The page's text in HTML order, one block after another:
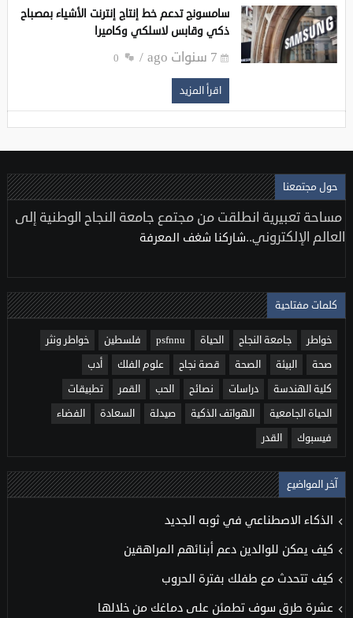
سامسونج تدعم خط إنتاج إنترنت الأشياء بمصباح
ذكي وقابس لاسلكي وكاميرا
7 سنوات ago 0
اقرأ المزيد
حول مجتمعنا
مساحة تعبيرية انطلقت من مجتمع جامعة النجاح الوطنية إلى
العالم الإلكتروني..شاركنا شغف المعرفة
كلمات مفتاحية
خواطر جامعة النجاح الحياة psfnnu فلسطين
خواطر ونثر
صحة
البيئة الصحة قصة نجاح علوم الفلك
أدب
كلية الهندسة
دراسات نصائح الحب القمر
تطبيقات
الحياة الجامعية
الهواتف الذكية صيدلة السعادة
الفضاء
فيسبوك
القدر
آخر المواضيع
الذكاء الاصطناعي في ثوبه الجديد
كيف يمكن للوالدين دعم أبنائهم المراهقين
كيف تتحدث مع طفلك بفترة الحروب
عشرة طرق سوف تطمئن على دماغك من خلالها